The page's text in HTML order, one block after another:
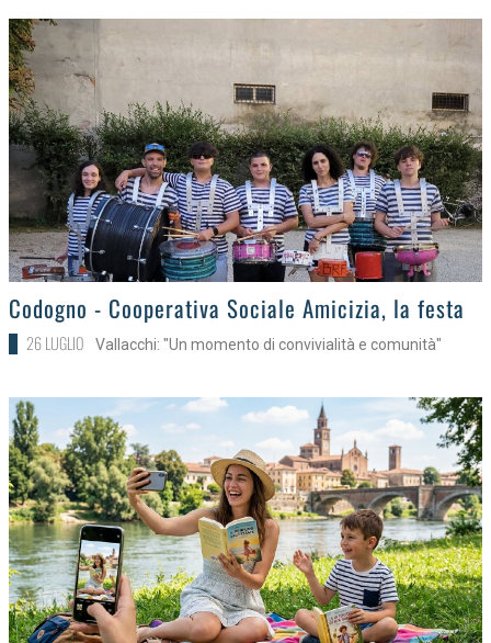
>
Codogno - Cooperativa Sociale Amicizia, la festa
26 LUGLIO Vallacchi: "Un momento di convivialità e comunità"